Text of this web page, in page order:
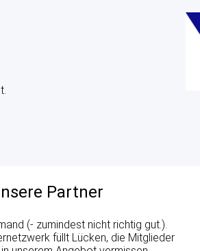
zum Download bereit.
Partner
(- zumindest nicht richtig gut.).
füllt Lücken, die Mitglieder